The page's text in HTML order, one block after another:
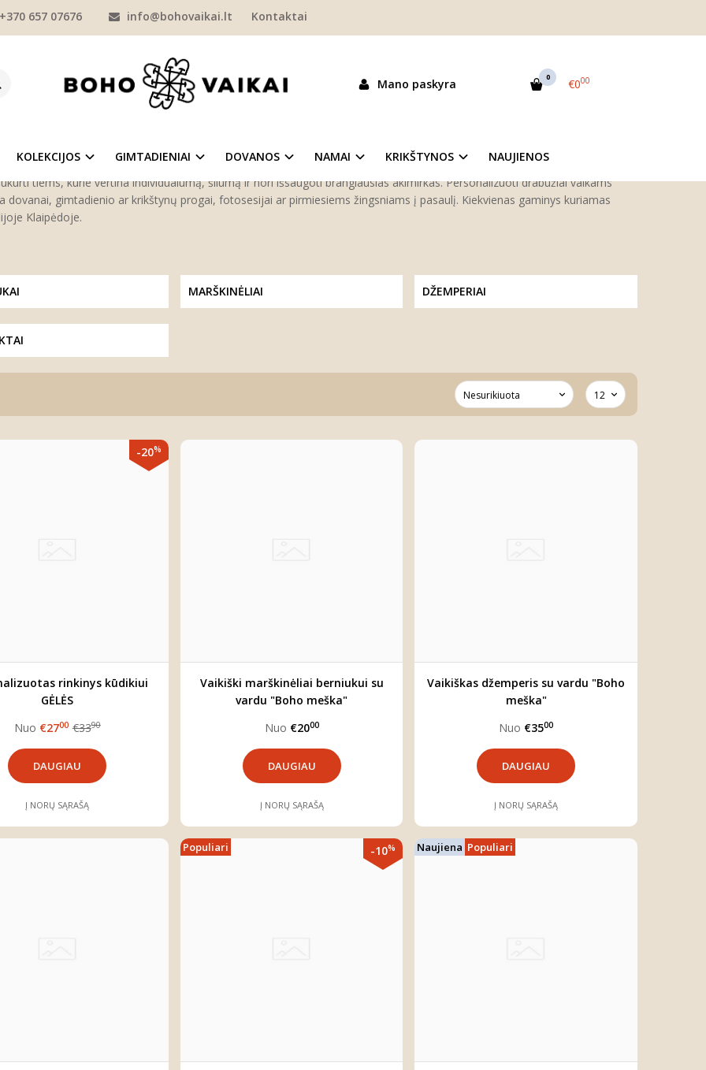
+370 657 07676 info@bohovaikai.lt Kontaktai
Mano paskyra 0 €000
KOLEKCIJOS GIMTADIENIAI DOVANOS NAMAI KRIKŠTYNOS NAUJIENOS
ISTORIJA"
"VARDO ISTORIJA"
istorija“ – tai meilės kupini rankų darbo drabužiai vaikams, kuriuose mažylio vardas tampa istorijos pradžia. Vardas –
drabužių kolekcijoje rasite personalizuotus smėlinukus, marškinėlius, džemperius ir komplektus su jūsų norimu vaiko
tiems, kurie vertina individualumą, šilumą ir nori išsaugoti brangiausias akimirkas. Personalizuoti drabužiai vaikams
dovanai, gimtadienio ar krikštynų progai, fotosesijai ar pirmiesiems žingsniams į pasaulį. Kiekvienas gaminys kuriamas
Klaipėdoje.
MARŠKINĖLIAI DŽEMPERIAI
-20%
rinkinys kūdikiui
GĖLĖS
Nuo €2700 €3390
DAUGIAU
Į NORŲ SĄRAŠĄ
Vaikiški marškinėliai berniukui su
vardu "Boho meška"
Nuo €2000
DAUGIAU
Į NORŲ SĄRAŠĄ
Vaikiškas džemperis su vardu "Boho
meška"
Nuo €3500
DAUGIAU
Į NORŲ SĄRAŠĄ
Populiari -10% Naujiena Populiari